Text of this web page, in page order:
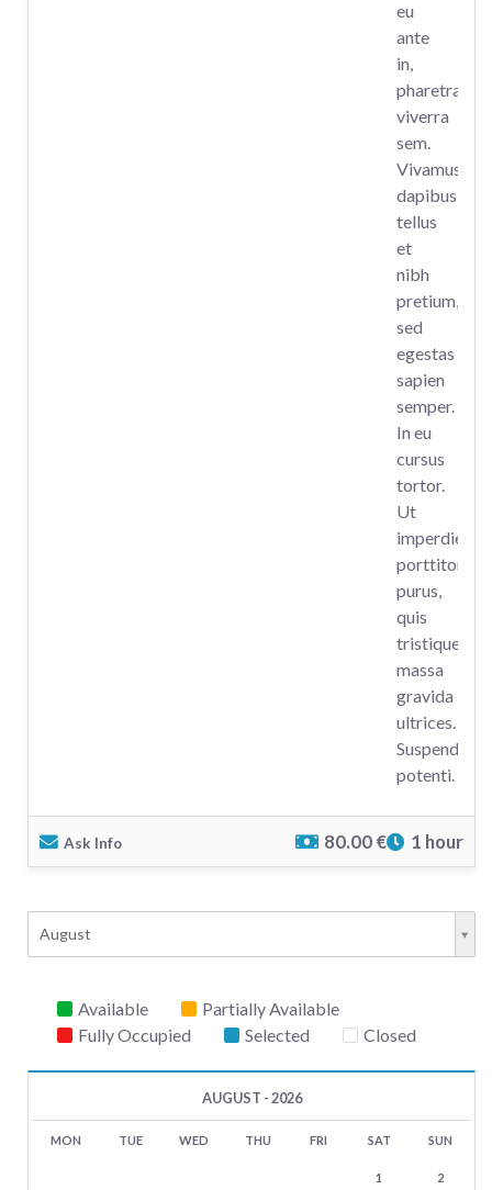
eu
ante
in,
pharetra
viverra
sem.
Vivamus
dapibus
tellus
et
nibh
pretium,
sed
egestas
sapien
semper.
In eu
cursus
tortor.
Ut
imperdiet
porttitor
purus,
quis
tristique
massa
gravida
ultrices.
Suspendisse
potenti.
Ask Info 80.00 € 1 hour
August
Available
Partially Available
Fully Occupied
Selected Closed
AUGUST - 2026
MON TUE WED THU FRI SAT SUN
1 2